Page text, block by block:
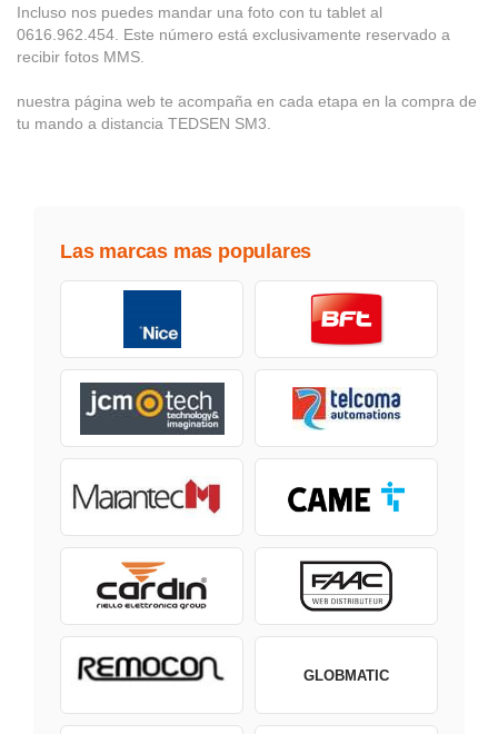
Incluso nos puedes mandar una foto con tu tablet al
0616.962.454. Este número está exclusivamente reservado a
recibir fotos MMS.
nuestra página web te acompaña en cada etapa en la compra de
tu mando a distancia TEDSEN SM3.
Las marcas mas populares
GLOBMATIC